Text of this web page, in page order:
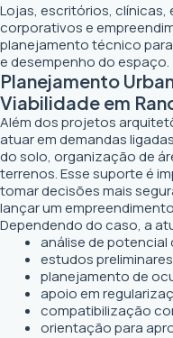
Lojas, escritórios,
corporativos e
planejamento técnico
e desempenho do espaço.
Planejamento
Viabilidade em
Além dos projetos
atuar em demandas
do solo, organização de
terrenos. Esse suporte é
tomar decisões mais
lançar um
Dependendo do caso, a
análise de potencial
estudos
planejamento de
apoio em
compatibilização
orientação para